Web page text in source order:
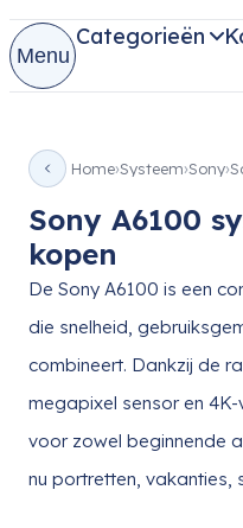
Menu
Categorieën
Home Systeem Sony
Sony A6100
kopen
De Sony A6100 is een
die snelheid,
combineert. Dankzij de
megapixel sensor en
voor zowel beginnende
nu portretten, vakanties,